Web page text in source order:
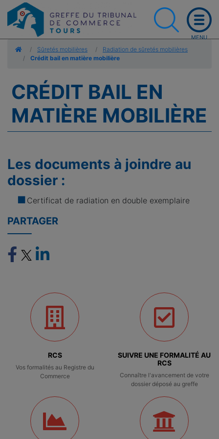
AccueilSûretés mobilières
Radiation de sûretés mobilières
Crédit bail en matière mobilière
CRÉDIT BAIL EN
MATIÈRE MOBILIÈRE
Les documents à joindre au
dossier :
Certificat de radiation en double exemplaire
PARTAGER
RCS
Vos formalités au Registre du
Commerce
SUIVRE UNE FORMALITÉ AU
RCS
Connaître l'avancement de votre
dossier déposé au greffe